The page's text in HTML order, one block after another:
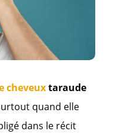
cheveuxtaraude
quand elle
dans le récit